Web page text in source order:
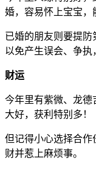
婚，容易怀上宝宝，
已婚的朋友则要提防
以免产生误会、争执
财运
今年里有紫微、龙德
大好，获利特别多！
但记得小心选择合作
财并惹上麻烦事。